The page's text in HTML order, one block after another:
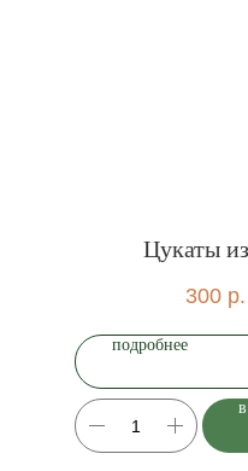
Цукаты
300 р.
подробнее